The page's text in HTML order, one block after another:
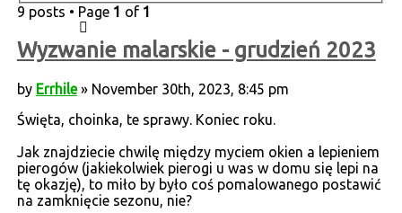
9 posts • Page 1 of 1
Wyzwanie malarskie - grudzień 2023
by Errhile» November 30th, 2023, 8:45 pm
Święta, choinka, te sprawy. Koniec roku.
Jak znajdziecie chwilę między myciem okien a lepieniem
pierogów (jakiekolwiek pierogi u was w domu się lepi na
tę okazję), to miło by było coś pomalowanego postawić
na zamknięcie sezonu, nie?